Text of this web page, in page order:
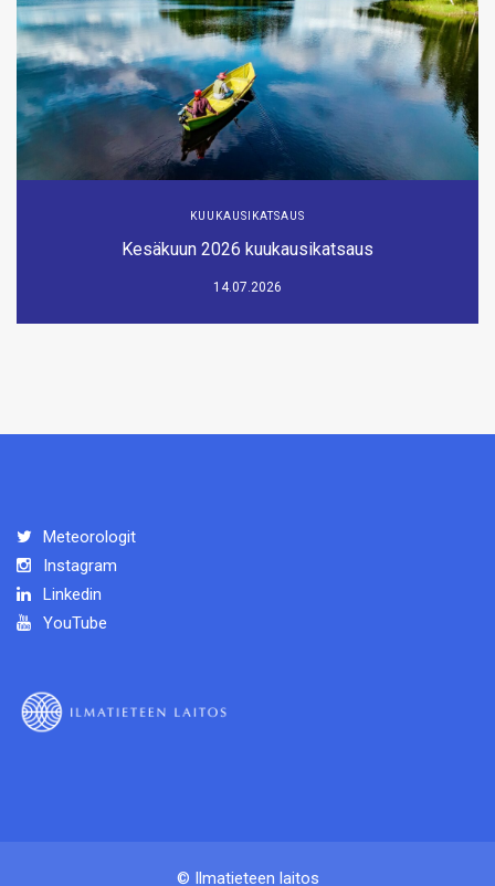
KUUKAUSIKATSAUS
Kesäkuun 2026 kuukausikatsaus
14.07.2026
Meteorologit
Instagram
Linkedin
YouTube
© Ilmatieteen laitos